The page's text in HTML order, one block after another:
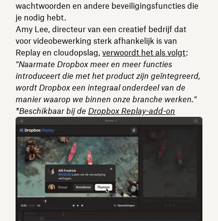
wachtwoorden en andere beveiligingsfuncties die
je nodig hebt.
Amy Lee, directeur van een creatief bedrijf dat
voor videobewerking sterk afhankelijk is van
Replay en cloudopslag, verwoordt het als volgt:
"Naarmate Dropbox meer en meer functies
introduceert die met het product zijn geïntegreerd,
wordt Dropbox een integraal onderdeel van de
manier waarop we binnen onze branche werken."
*Beschikbaar bij de Dropbox Replay-add-on